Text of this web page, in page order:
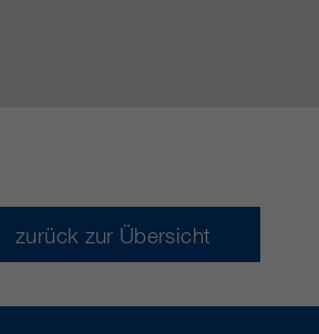
zurück zur Übersicht